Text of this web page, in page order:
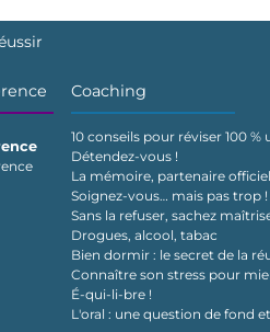
Coaching
10 conseils pour réviser 100 %
Détendez-vous !
La mémoire, partenaire
Soignez-vous… mais pas trop !
Sans la refuser, sachez
Drogues, alcool, tabac
Bien dormir : le secret de la
Connaître son stress pour
É-qui-li-bre !
L'oral : une question de fond